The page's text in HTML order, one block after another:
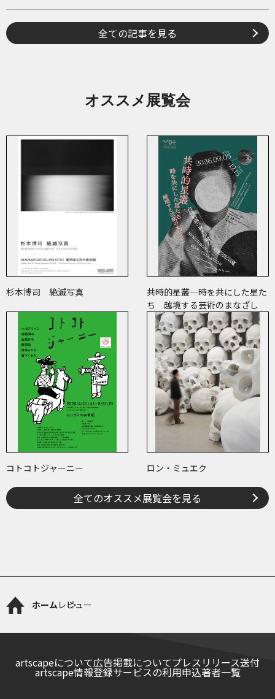
全ての記事を見る
オススメ展覧会
杉本博司 絶滅写真
共時的星叢―時を共にした星た
ち 越境する芸術のまなざし
コトコトジャーニー ロン・ミュエク
全てのオススメ展覧会を見る
ホームレビュー
artscapeについて広告掲載についてプレスリリース送付
artscape情報登録サービスの利用申込著者一覧